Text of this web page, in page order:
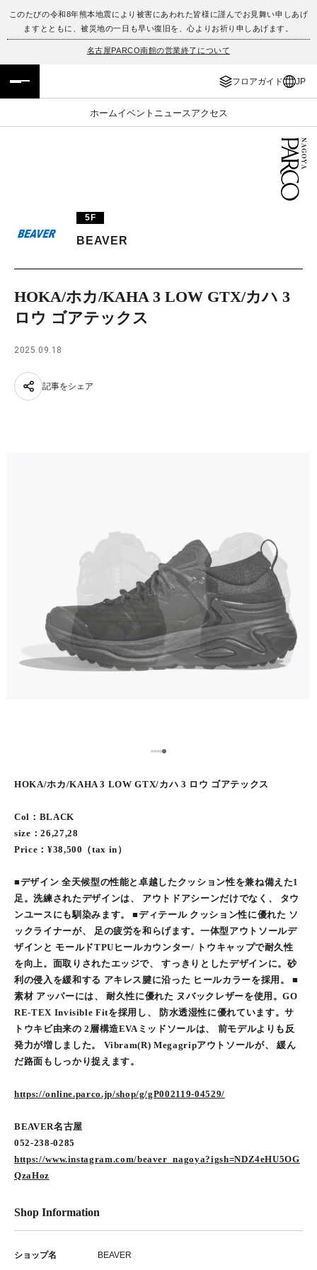
このたびの令和8年熊本地震により被害にあわれた皆様に謹んでお見舞い申しあげ
ますとともに、被災地の一日も早い復旧を、心よりお祈り申しあげます。
名古屋PARCO南館の営業終了について
フロアガイド JP
ホームイベント ニュース アクセス
フロアガイド
イベント・ポップアップ
TAX FREE
JP
ENGLISH
5F
BEAVER
HOKA/ホカ/KAHA 3 LOW GTX/カハ 3
ロウ ゴアテックス
2025.09.18
記事をシェア
1234
HOKA/ホカ/KAHA 3 LOW GTX/カハ 3 ロウ ゴアテックス
Col：BLACK
size：26,27,28
Price：¥38,500（tax in）
■デザイン 全天候型の性能と卓越したクッション性を兼ね備えた1
足。洗練されたデザインは、 アウトドアシーンだけでなく、 タウ
ンユースにも馴染みます。 ■ディテール クッション性に優れた ソ
ックライナーが、 足の疲労を和らげます。一体型アウトソールデ
ザインと モールドTPUヒールカウンター/ トウキャップで耐久性
を向上。面取りされたエッジで、 すっきりとしたデザインに。砂
利の侵入を緩和する アキレス腱に沿った ヒールカラーを採用。 ■
素材 アッパーには、 耐久性に優れた ヌバックレザーを使用。GO
RE-TEX Invisible Fitを採用し、 防水透湿性に優れています。サ
トウキビ由来の 2層構造EVAミッドソールは、 前モデルよりも反
発力が増しました。 Vibram(R) Megagripアウトソールが、 緩ん
だ路面もしっかり捉えます。
https://online.parco.jp/shop/g/gP002119-04529/
BEAVER名古屋
052-238-0285
https://www.instagram.com/beaver_nagoya?igsh=NDZ4eHU5OG
QzaHoz
Shop Information
ショップ名 BEAVER